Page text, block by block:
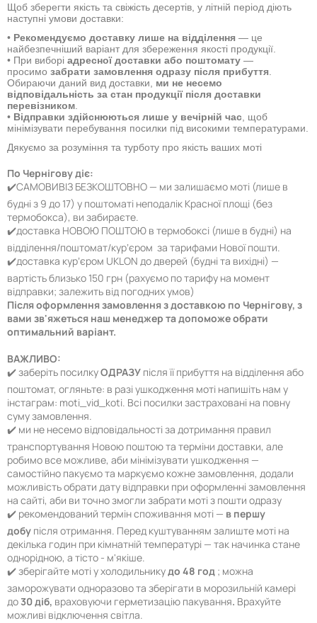
Щоб зберегти якість та свіжість десертів, у літній період діють
наступні умови доставки:
• Рекомендуємо доставку лише на відділення — це
найбезпечніший варіант для збереження якості продукції.
• При виборі адресної доставки або поштомату —
просимо забрати замовлення одразу після прибуття
Обираючи даний вид доставки, ми не несемо
відповідальність за стан продукції після доставки
перевізником
• Відправки здійснюються лише у вечірній час , щоб
мінімізувати перебування посилки під високими температурами.
Дякуємо за розуміння та турботу про якість ваших моті
По Чернігову діє:
✔️САМОВИВІЗ БЕЗКОШТОВНО — ми залишаємо моті (лише в
будні з 9 до 17) у поштоматі неподалік Красної площі (без
термобокса), ви забираєте.
✔️доставка НОВОЮ ПОШТОЮ в термобоксі (лише в будні) на
відділення/поштомат/курʼєром за тарифами Нової пошти.
✔️доставка курʼєром UKLON до дверей (будні та вихідні) —
вартість близько 150 грн (рахуємо по тарифу на момент
відправки; залежить від погодних умов)
Після оформлення замовлення з доставкою по Чернігову, з
вами зв'яжеться наш менеджер та допоможе обрати
оптимальний варіант.
ВАЖЛИВО:
✔️ заберіть посилкуОДРАЗУ після її прибуття на відділення або
поштомат, огляньте: в разі ушкодження моті напишіть нам у
інстаграм: moti_vid_koti. Всі посилки застраховані на повну
суму замовлення.
✔️ ми не несемо відповідальності за дотримання правил
транспортування Новою поштою та терміни доставки, але
робимо все можливе, аби мінімізувати ушкодження —
самостійно пакуємо та маркуємо кожне замовлення, додали
можливість обрати дату відправки при оформленні замовлення
на сайті, аби ви точно змогли забрати моті з пошти одразу
✔️ рекомендований термін споживання моті — в першу
добу після отримання. Перед куштуванням залиште моті на
декілька годин при кімнатній температурі — так начинка стане
однорідною, а тісто - м'якіше.
✔️ зберігайте моті у холодильникудо 48 год ; можна
заморожувати одноразово та зберігати в морозильній камері
до 30 діб, враховуючи герметизацію пакування. Врахуйте
можливі відключення світла.